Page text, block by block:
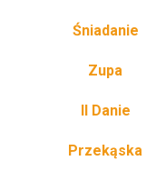
Śniadanie
Zupa
II Danie
Przekąska